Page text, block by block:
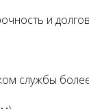
и
службы